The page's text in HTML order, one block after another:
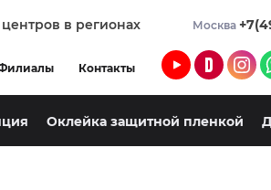
центров в регионах Москва
Контакты
Оклейка защитной пленкой